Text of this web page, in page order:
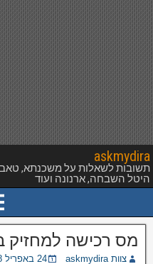
askmydira
תשובות לשאלות על משכנתא,
היטל השבחה, ארנונה ועוד
מס רכישה למחזיק
צוות askmydira 24 באפריל 2008